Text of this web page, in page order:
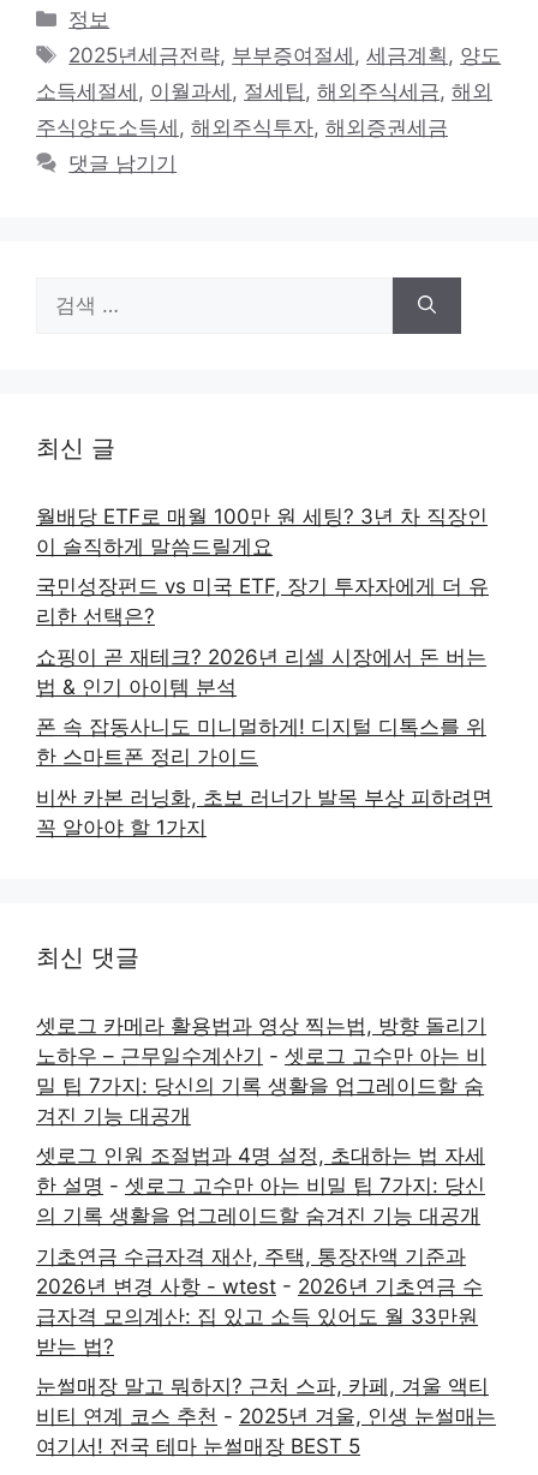
카
테
리
정보
태
그
2025년세금전략, 부부증여절세 ,세금계획 , 양도
소득세절세 , 이월과세 , 절세팁 , 해외주식세금, 해외
주식양도소득세 , 해외주식투자, 해외증권세금
댓글 남기기
색:
최신 글
월배당 ETF로 매월 100만 원 세팅? 3년 차 직장인
이 솔직하게 말씀드릴게요
국민성장펀드 vs 미국 ETF, 장기 투자자에게 더 유
리한 선택은?
쇼핑이 곧 재테크? 2026년 리셀 시장에서 돈 버는
법 & 인기 아이템 분석
폰 속 잡동사니도 미니멀하게! 디지털 디톡스를 위
한 스마트폰 정리 가이드
비싼 카본 러닝화, 초보 러너가 발목 부상 피하려면
꼭 알아야 할 1가지
최신 댓글
셋로그 카메라 활용법과 영상 찍는법, 방향 돌리기
노하우 – 근무일수계산기 - 셋로그 고수만 아는 비
밀 팁 7가지: 당신의 기록 생활을 업그레이드할 숨
겨진 기능 대공개
셋로그 인원 조절법과 4명 설정, 초대하는 법 자세
한 설명 - 셋로그 고수만 아는 비밀 팁 7가지: 당신
의 기록 생활을 업그레이드할 숨겨진 기능 대공개
기초연금 수급자격 재산, 주택, 통장잔액 기준과
2026년 변경 사항 - wtest - 2026년 기초연금 수
급자격 모의계산: 집 있고 소득 있어도 월 33만원
받는 법?
눈썰매장 말고 뭐하지? 근처 스파, 카페, 겨울 액티
비티 연계 코스 추천 - 2025년 겨울, 인생 눈썰매는
여기서! 전국 테마 눈썰매장 BEST 5